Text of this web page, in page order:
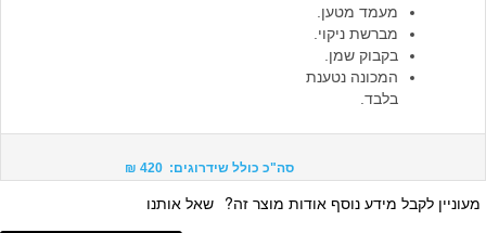
מעמד מטען.
מברשת ניקוי.
בקבוק שמן.
המכונה נטענת
בלבד.
סה"כ כולל שידרוגים: 420 ₪
מעוניין לקבל מידע נוסף אודות מוצר זה? שאל אותנו